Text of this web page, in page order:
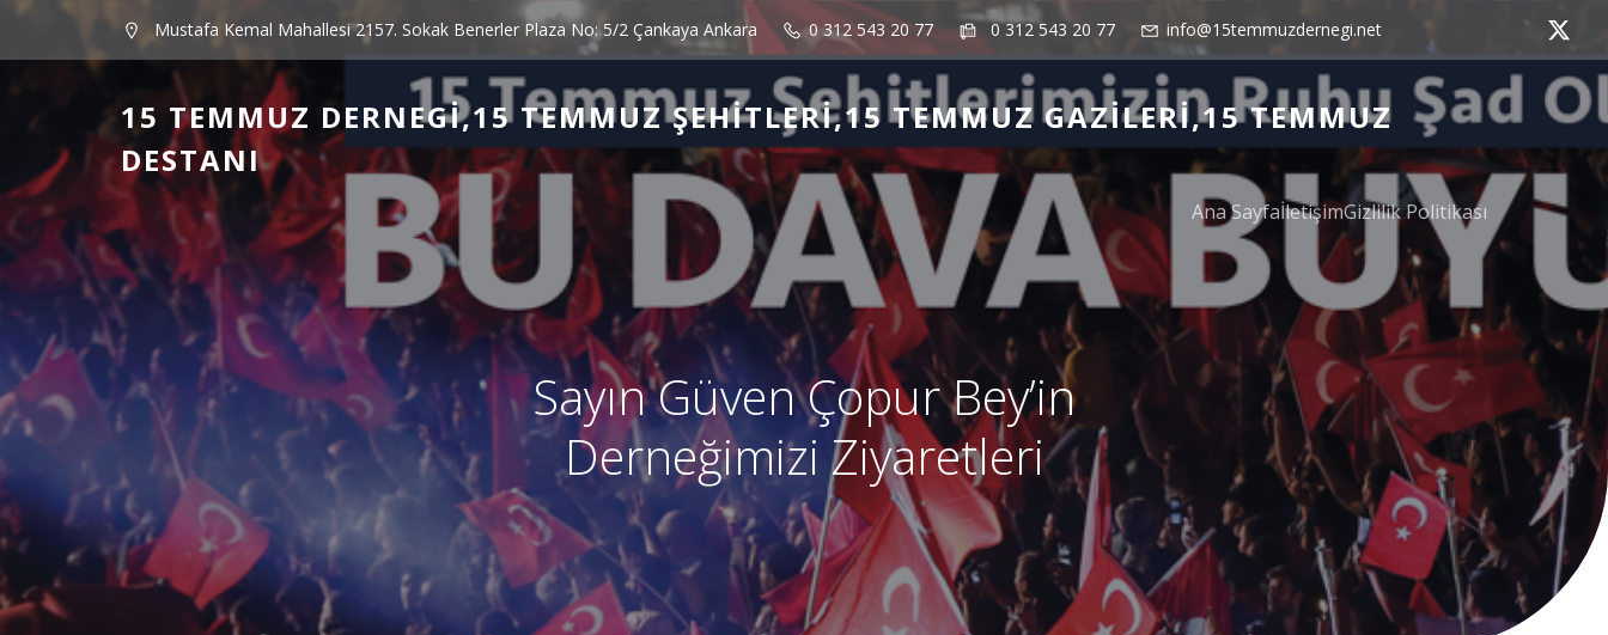
Mustafa Kemal Mahallesi 2157. Sokak Benerler Plaza No: 5/2 Çankaya Ankara 0 312 543 20 77 0 312 543 20 77 info@15temmuzdernegi.net
15 TEMMUZ DERNEGI,15 TEMMUZ ŞEHITLERI,15 TEMMUZ GAZILERI,15 TEMMUZ
DESTANI
Ana SayfaİletişimGizlilik Politikası
Sayın Güven Çopur Bey’in
Derneğimizi Ziyaretleri